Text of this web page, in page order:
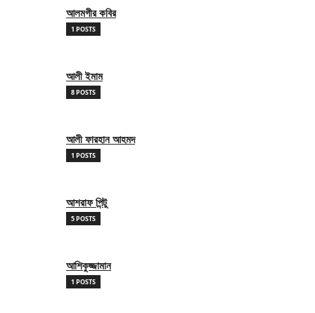
আলমগীর কবির
1 POSTS
আলী ইমাম
8 POSTS
আলী ফারহান আহমদ
1 POSTS
আশরাফ পিন্টু
5 POSTS
আশিকুজ্জামান
1 POSTS